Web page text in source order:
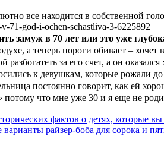
все находится в собственной
замуж в 70 лет или это уже
а теперь пороги обивает – хочет
за его счет, а он оказался
к девушкам, которые рожали до
постоянно говорит, как ей
потому что мне уже 30 и я еще не
фактов о детях, которые
райзер-боба для сорока и